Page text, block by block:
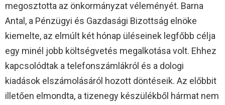
megosztotta az önkormányzat véleményét. Barna
Antal, a Pénzügyi és Gazdasági Bizottság elnöke
kiemelte, az elmúlt két hónap üléseinek legfőbb célja
egy minél jobb költségvetés megalkotása volt. Ehhez
kapcsolódtak a telefonszámlákról és a dologi
kiadások elszámolásáról hozott döntéseik. Az előbbit
illetően elmondta, a tizenegy készülékből hármat nem